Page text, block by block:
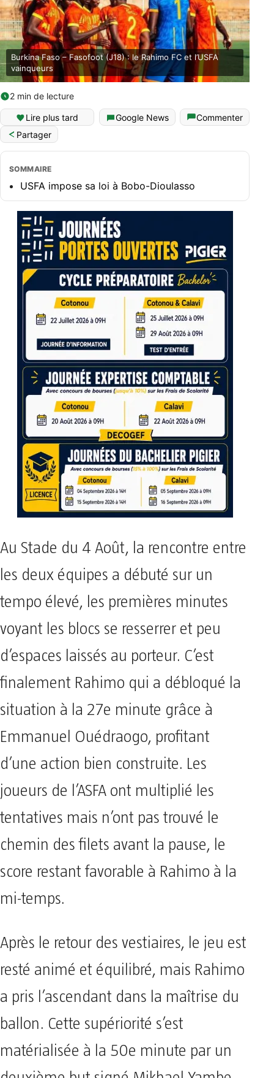
Burkina Faso – Fasofoot (J18) : le Rahimo FC et l’USFA
vainqueurs
2 min de lecture
Lire plus tard Google News
Commenter
Partager
SOMMAIRE
USFA impose sa loi à Bobo-Dioulasso
Au Stade du 4 Août, la rencontre entre
les deux équipes a débuté sur un
tempo élevé, les premières minutes
voyant les blocs se resserrer et peu
d’espaces laissés au porteur. C’est
finalement Rahimo qui a débloqué la
situation à la 27e minute grâce à
Emmanuel Ouédraogo, profitant
d’une action bien construite. Les
joueurs de l’ASFA ont multiplié les
tentatives mais n’ont pas trouvé le
chemin des filets avant la pause, le
score restant favorable à Rahimo à la
mi-temps.
Après le retour des vestiaires, le jeu est
resté animé et équilibré, mais Rahimo
a pris l’ascendant dans la maîtrise du
ballon. Cette supériorité s’est
matérialisée à la 50e minute par un